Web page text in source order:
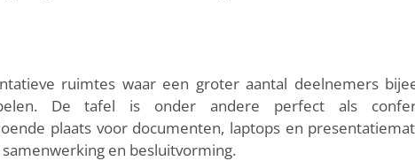
ruimtes waar een groter aantal deelnemers
De tafel is onder andere perfect als
plaats voor documenten, laptops en
en besluitvorming.